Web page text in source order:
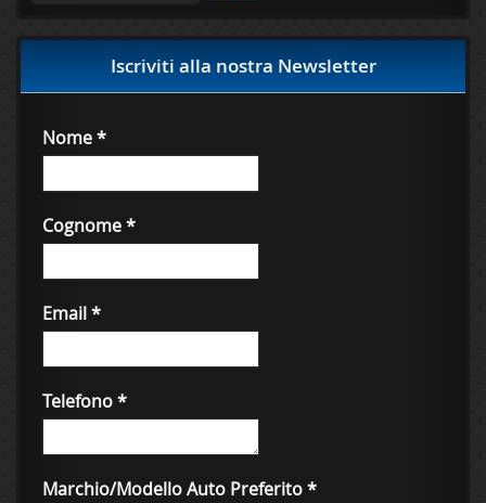
Iscriviti alla nostra Newsletter
Nome*
Cognome*
Email*
Telefono*
Marchio/Modello Auto Preferito*